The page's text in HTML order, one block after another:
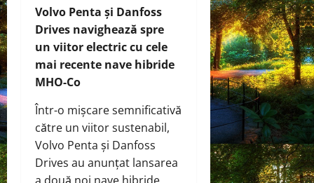
Volvo Penta și Danfoss
Drives navighează spre
un viitor electric cu cele
mai recente nave hibride
MHO-Co
Într-o mișcare semnificativă
către un viitor sustenabil,
Volvo Penta și Danfoss
Drives au anunțat lansarea